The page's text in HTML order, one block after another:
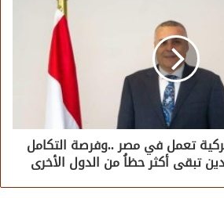
شركة تركية تعمل في مصر ..وفرصة التكامل
تبقى أكثر حظاُ من الدول الأخرى